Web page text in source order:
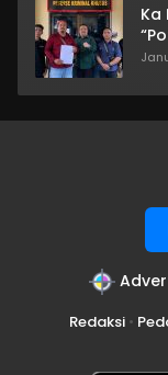
Ka
Redaksi•